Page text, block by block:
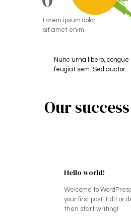
Lorem ipsum dolor
sit amet enim.
Nunc urna libero,
feugiat sem. Sed auctor.
Our
Hello world!
Welcome to
your first post. Edit or
then start writing!